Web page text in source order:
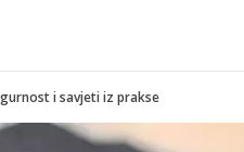
i savjeti iz prakse
(bez puno suđa)